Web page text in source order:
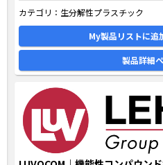
カテゴリ： 生分解性プラスチック
My製品リストに追
製品詳細